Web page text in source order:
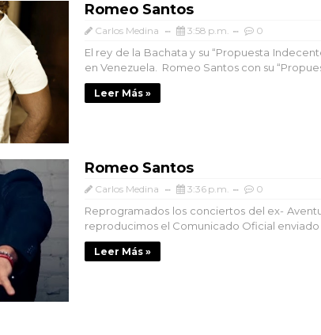
Romeo Santos
Carlos Medina 3:58 p.m. 0
El rey de la Bachata y su “Propuesta
en Venezuela. Romeo Santos con su
Leer Más »
Romeo Santos
Carlos Medina 3:36 p.m. 0
Reprogramados los conciertos del ex-
reproducimos el Comunicado Oficial
Leer Más »